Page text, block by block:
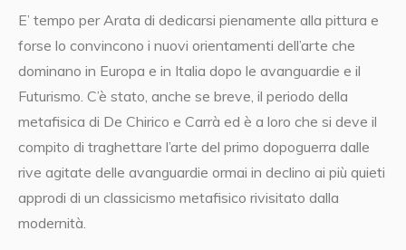
E’ tempo per Arata di dedicarsi pienamente alla pittura e
forse lo convincono i nuovi orientamenti dell’arte che
dominano in Europa e in Italia dopo le avanguardie e il
Futurismo. C’è stato, anche se breve, il periodo della
metafisica di De Chirico e Carrà ed è a loro che si deve il
compito di traghettare l’arte del primo dopoguerra dalle
rive agitate delle avanguardie ormai in declino ai più quieti
approdi di un classicismo metafisico rivisitato dalla
modernità.